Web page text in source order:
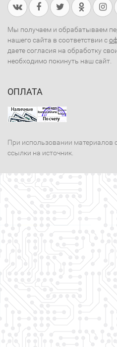
Мы получаем и обрабатываем
нашего сайта в соответствии с
даете согласия на обработку
необходимо покинуть наш сайт.
ОПЛАТА
При использовании материалов
ссылки на источник.